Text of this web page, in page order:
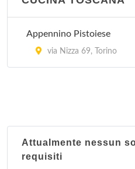
Appennino Pistoiese
via Nizza 69, Torino
Attualmente nessun
requisiti